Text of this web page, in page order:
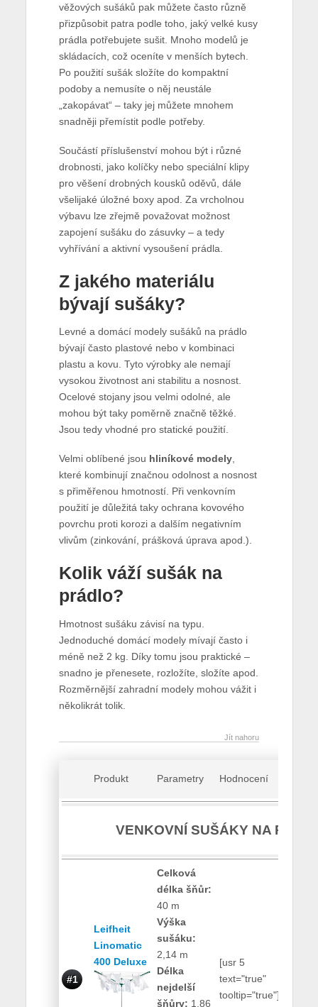
věžových sušáků pak můžete často různě
přizpůsobit patra podle toho, jaký velké kusy
prádla potřebujete sušit. Mnoho modelů je
skládacích, což oceníte v menších bytech.
Po použití sušák složíte do kompaktní
podoby a nemusíte o něj neustále
„zakopávat“ – taky jej můžete mnohem
snadněji přemístit podle potřeby.
Součástí příslušenství mohou být i různé
drobnosti, jako kolíčky nebo speciální klipy
pro věšení drobných kousků oděvů, dále
všelijaké úložné boxy apod. Za vrcholnou
výbavu lze zřejmě považovat možnost
zapojení sušáku do zásuvky – a tedy
vyhřívání a aktivní vysoušení prádla.
Z jakého materiálu
bývají sušáky?
Levné a domácí modely sušáků na prádlo
bývají často plastové nebo v kombinaci
plastu a kovu. Tyto výrobky ale nemají
vysokou životnost ani stabilitu a nosnost.
Ocelové stojany jsou velmi odolné, ale
mohou být taky poměrně značně těžké.
Jsou tedy vhodné pro statické použití.
Velmi oblíbené jsou hliníkové modely,
které kombinují značnou odolnost a nosnost
s přiměřenou hmotností. Při venkovním
použití je důležitá taky ochrana kovového
povrchu proti korozi a dalším negativním
vlivům (zinkování, prášková úprava apod.).
Kolik váží sušák na
prádlo?
Hmotnost sušáku závisí na typu.
Jednoduché domácí modely mívají často i
méně než 2 kg. Díky tomu jsou praktické –
snadno je přenesete, rozložíte, složíte apod.
Rozměrnější zahradní modely mohou vážit i
několikrát tolik.
Jít nahoru
Produkt Parametry Hodnocení
VENKOVNÍ SUŠÁKY NA
#1
Leifheit
Linomatic
400 Deluxe
Celková
délka šňůr:
40 m
Výška
sušáku:
2,14 m
Délka
nejdelší
šňůry: 1,86
[usr 5
text="true"
tooltip="true"]